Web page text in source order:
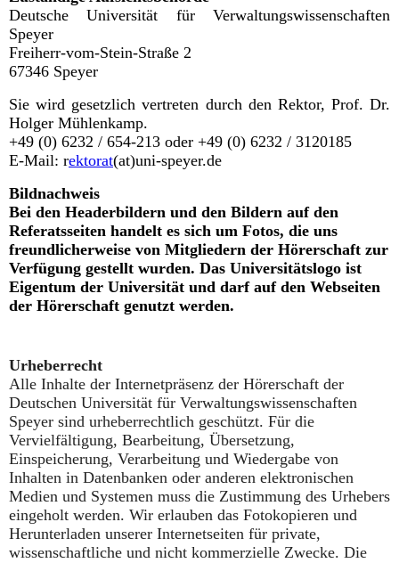
Deutsche Universität für Verwaltungswissenschaften
Speyer
Freiherr-vom-Stein-Straße 2
67346 Speyer
Sie wird gesetzlich vertreten durch den Rektor, Prof. Dr.
Holger Mühlenkamp.
+49 (0) 6232 / 654-213 oder +49 (0) 6232 / 3120185
E-Mail: rektorat(at)uni-speyer.de
Bildnachweis
Bei den Headerbildern und den Bildern auf den
Referatsseiten handelt es sich um Fotos, die uns
freundlicherweise von Mitgliedern der Hörerschaft zur
Verfügung gestellt wurden. Das Universitätslogo ist
Eigentum der Universität und darf auf den Webseiten
der Hörerschaft genutzt werden.
Urheberrecht
Alle Inhalte der Internetpräsenz der Hörerschaft der
Deutschen Universität für Verwaltungswissenschaften
Speyer sind urheberrechtlich geschützt. Für die
Vervielfältigung, Bearbeitung, Übersetzung,
Einspeicherung, Verarbeitung und Wiedergabe von
Inhalten in Datenbanken oder anderen elektronischen
Medien und Systemen muss die Zustimmung des Urhebers
eingeholt werden. Wir erlauben das Fotokopieren und
Herunterladen unserer Internetseiten für private,
wissenschaftliche und nicht kommerzielle Zwecke. Die